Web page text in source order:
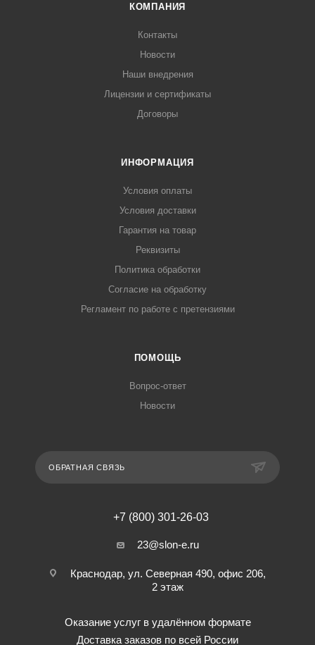
КОМПАНИЯ
Контакты
Новости
Наши внедрения
Лицензии и сертификаты
Договоры
ИНФОРМАЦИЯ
Условия оплаты
Условия доставки
Гарантия на товар
Реквизиты
Политика обработки
Согласие на обработку
Регламент по работе с претензиями
ПОМОЩЬ
Вопрос-ответ
Новости
ОБРАТНАЯ СВЯЗЬ
+7 (800) 301-26-03
23@slon-e.ru
Краснодар, ул. Северная 490, офис 206,
2 этаж
Оказание услуг в удалённом формате
Доставка заказов по всей России